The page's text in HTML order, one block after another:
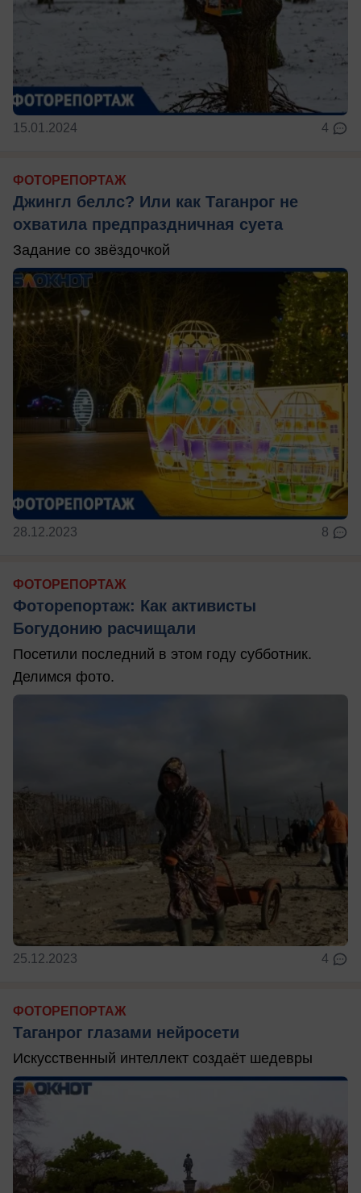
15.01.2024 4
ФОТОРЕПОРТАЖ
Джингл беллс? Или как Таганрог не
охватила предпраздничная суета
Задание со звёздочкой
28.12.2023 8
ФОТОРЕПОРТАЖ
Фоторепортаж: Как активисты
Богудонию расчищали
Посетили последний в этом году субботник.
Делимся фото.
25.12.2023 4
ФОТОРЕПОРТАЖ
Таганрог глазами нейросети
Искусственный интеллект создаёт шедевры